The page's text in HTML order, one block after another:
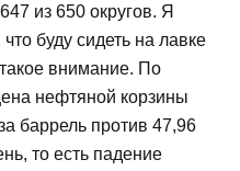
из 650 округов. Я
буду сидеть на лавке
внимание. По
нефтяной корзины
баррель против 47,96
то есть падение